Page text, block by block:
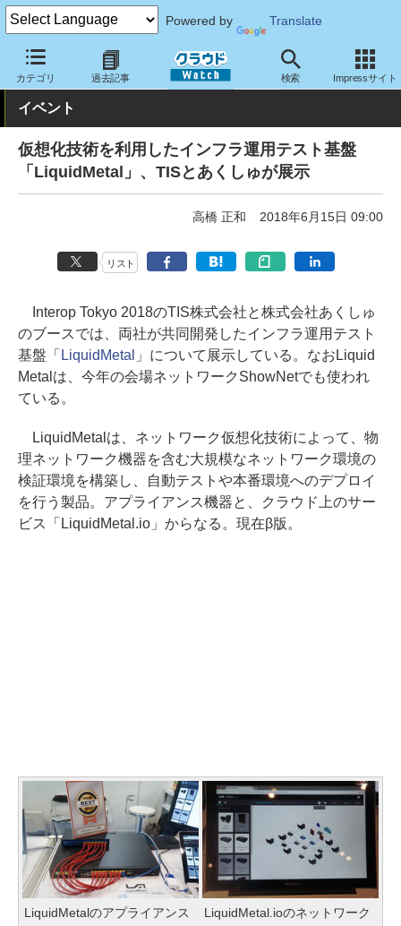
Powered by Translate
カテゴリ 過去記事 検索 Impressサイト
クラウド Watch イベント Interop
イベント
仮想化技術を利用したインフラ運用テスト基盤
「LiquidMetal」、TISとあくしゅが展示
高橋 正和 2018年6月15日 09:00
リスト
Interop Tokyo 2018のTIS株式会社と株式会社あくしゅ
のブースでは、両社が共同開発したインフラ運用テスト
基盤「 LiquidMetal
」について展示している。なおLiquid
Metalは、今年の会場ネットワークShowNetでも使われ
ている。
LiquidMetalは、ネットワーク仮想化技術によって、物
理ネットワーク機器を含む大規模なネットワーク環境の
検証環境を構築し、自動テストや本番環境へのデプロイ
を行う製品。アプライアンス機器と、クラウド上のサー
ビス「LiquidMetal.io」からなる。現在β版。
LiquidMetalのアプライアンス
LiquidMetal.ioのネットワーク